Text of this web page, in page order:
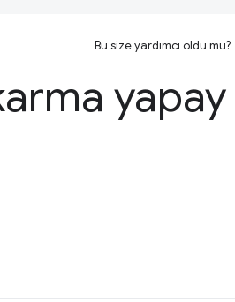
Bu size yardımcı oldu mu?
yapay